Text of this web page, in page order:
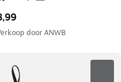
doorANWB